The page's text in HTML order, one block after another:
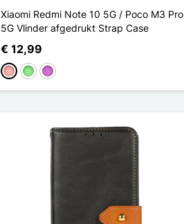
Xiaomi Redmi Note 10 5G / Poco M3 Pro
5G Vlinder afgedrukt Strap Case
€ 12,99
Rose Goud
Lichtgroen
Paars